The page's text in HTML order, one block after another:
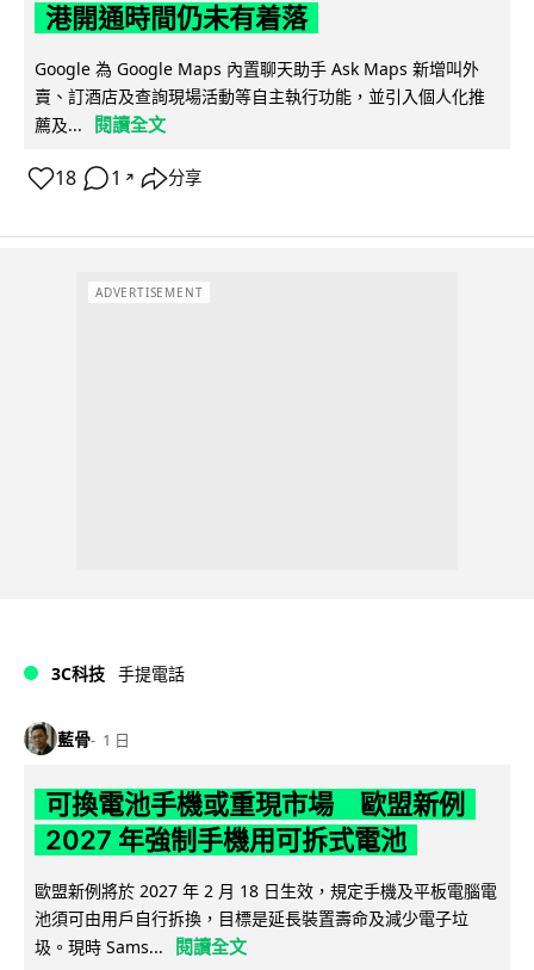
港開通時間仍未有着落
Google 為 Google Maps 內置聊天助手 Ask Maps 新增叫外
賣、訂酒店及查詢現場活動等自主執行功能，並引入個人化推
薦及...
閱讀全文
18 1 ↗ 分享
ADVERTISEMENT
3C科技 手提電話
藍骨 1 日
可換電池手機或重現市場 歐盟新例
2027 年強制手機用可拆式電池
歐盟新例將於 2027 年 2 月 18 日生效，規定手機及平板電腦電
池須可由用戶自行拆換，目標是延長裝置壽命及減少電子垃
圾。現時 Sams...
閱讀全文